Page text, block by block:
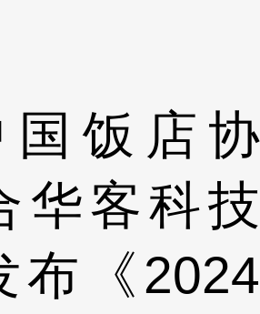
国饭店协
华客科技
布《2024